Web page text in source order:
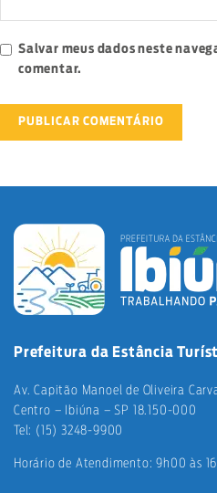
Salvar meus dados neste
comentar.
Prefeitura da Estância
Av. Capitão Manoel de Oliveira
Centro – Ibiúna – SP 18.150-000
Tel: (15) 3248-9900
Horário de Atendimento: 9h00 às